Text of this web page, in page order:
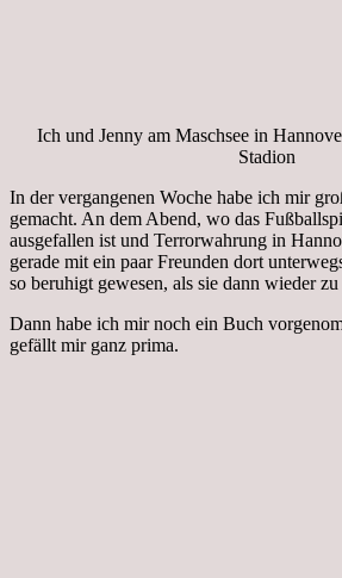
Ich und Jenny am Maschsee in
Stadion
In der vergangenen Woche habe ich mir
gemacht. An dem Abend, wo das
ausgefallen ist und Terrorwahrung in
gerade mit ein paar Freunden dort
so beruhigt gewesen, als sie dann wieder
Dann habe ich mir noch ein Buch
gefällt mir ganz prima.